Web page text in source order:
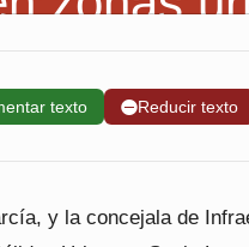
texto ➖Reducir texto
y la concejala de